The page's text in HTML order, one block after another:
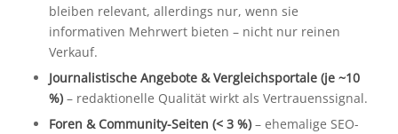
bleiben relevant, allerdings nur, wenn sie
informativen Mehrwert bieten – nicht nur reinen
Verkauf.
Journalistische Angebote & Vergleichsportale (je ~10
%)– redaktionelle Qualität wirkt als Vertrauenssignal.
Foren & Community-Seiten (< 3 %)– ehemalige SEO-